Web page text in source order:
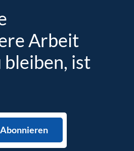
Arbeit
bleiben, ist